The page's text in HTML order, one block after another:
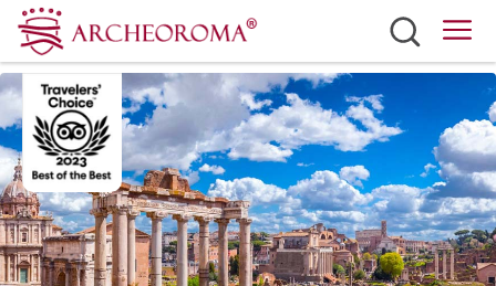
Siti
Biglietti
Mobilità
Eventi
Meteo